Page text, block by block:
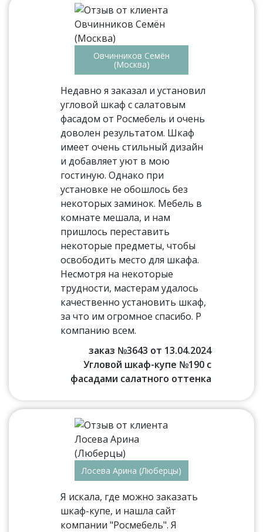
Овчинников Семён
(Москва)
Недавно я заказал и установил
угловой шкаф с салатовым
фасадом от Росмебель и очень
доволен результатом. Шкаф
имеет очень стильный дизайн
и добавляет уют в мою
гостиную. Однако при
установке не обошлось без
некоторых заминок. Мебель в
комнате мешала, и нам
пришлось переставить
некоторые предметы, чтобы
освободить место для шкафа.
Несмотря на некоторые
трудности, мастерам удалось
качественно установить шкаф,
за что им огромное спасибо. Р
компанию всем.
заказ №3643 от 13.04.2024
Угловой шкаф-купе №190 с
фасадами салатного оттенка
Лосева Арина (Люберцы)
Я искала, где можно заказать
шкаф-купе, и нашла сайт
компании "Росмебель". Я